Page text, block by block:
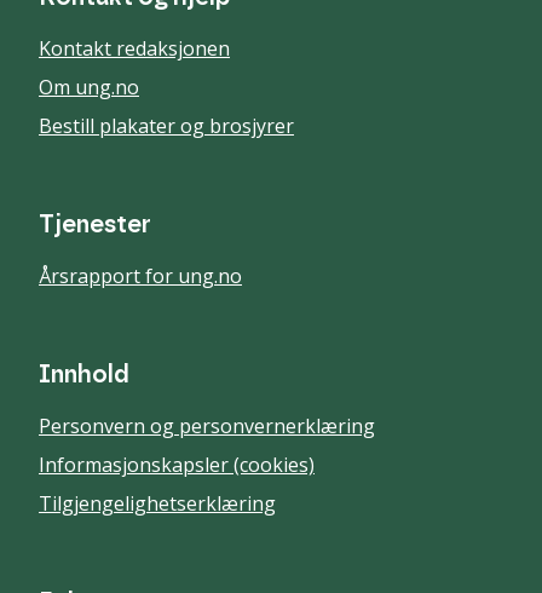
Kontakt redaksjonen
Om ung.no
Bestill plakater og brosjyrer
Tjenester
Årsrapport for ung.no
Innhold
Personvern og personvernerklæring
Informasjonskapsler (cookies)
Tilgjengelighetserklæring